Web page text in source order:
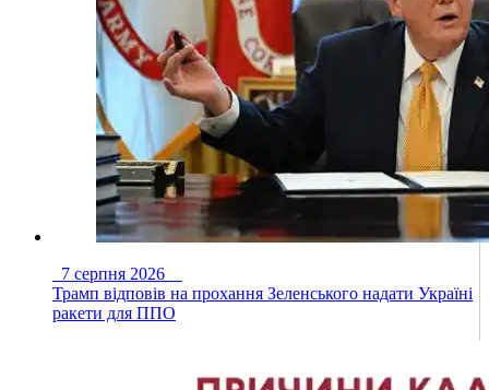
7 серпня 2026
Трамп відповів на прохання Зеленського надати Україні
ракети для ППО